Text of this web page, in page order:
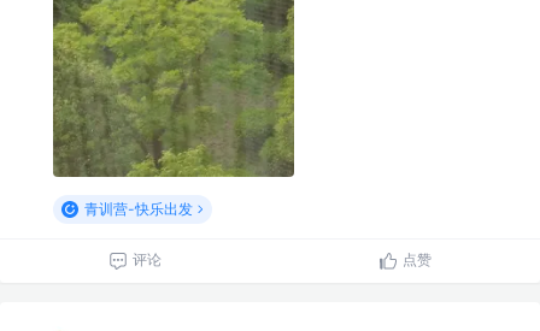
青训营-快乐出发
评论 点赞